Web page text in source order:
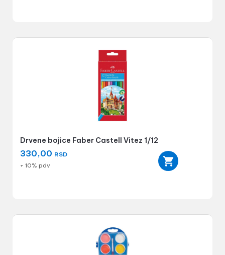
Drvene bojice Faber Castell Vitez 1/12
330,00 RSD
+ 10% pdv